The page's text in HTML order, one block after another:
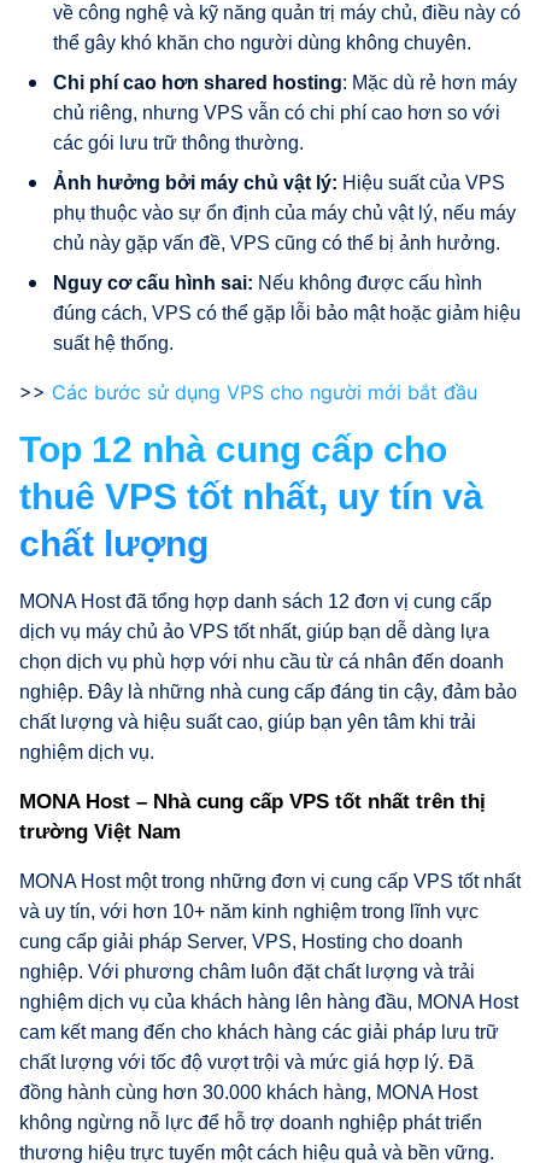
về công nghệ và kỹ năng quản trị máy chủ, điều này có
thể gây khó khăn cho người dùng không chuyên.
Chi phí cao hơn shared hosting: Mặc dù rẻ hơn máy
chủ riêng, nhưng VPS vẫn có chi phí cao hơn so với
các gói lưu trữ thông thường.
Ảnh hưởng bởi máy chủ vật lý: Hiệu suất của VPS
phụ thuộc vào sự ổn định của máy chủ vật lý, nếu máy
chủ này gặp vấn đề, VPS cũng có thể bị ảnh hưởng.
Nguy cơ cấu hình sai: Nếu không được cấu hình
đúng cách, VPS có thể gặp lỗi bảo mật hoặc giảm hiệu
suất hệ thống.
>> Các bước sử dụng VPS cho người mới bắt đầu
Top 12 nhà cung cấp cho
thuê VPS tốt nhất, uy tín và
chất lượng
MONA Host đã tổng hợp danh sách 12 đơn vị cung cấp
dịch vụ máy chủ ảo VPS tốt nhất, giúp bạn dễ dàng lựa
chọn dịch vụ phù hợp với nhu cầu từ cá nhân đến doanh
nghiệp. Đây là những nhà cung cấp đáng tin cậy, đảm bảo
chất lượng và hiệu suất cao, giúp bạn yên tâm khi trải
nghiệm dịch vụ.
MONA Host – Nhà cung cấp VPS tốt nhất trên thị
trường Việt Nam
MONA Host một trong những đơn vị cung cấp VPS tốt nhất
và uy tín, với hơn 10+ năm kinh nghiệm trong lĩnh vực
cung cấp giải pháp Server, VPS, Hosting cho doanh
nghiệp. Với phương châm luôn đặt chất lượng và trải
nghiệm dịch vụ của khách hàng lên hàng đầu, MONA Host
cam kết mang đến cho khách hàng các giải pháp lưu trữ
chất lượng với tốc độ vượt trội và mức giá hợp lý. Đã
đồng hành cùng hơn 30.000 khách hàng, MONA Host
không ngừng nỗ lực để hỗ trợ doanh nghiệp phát triển
thương hiệu trực tuyến một cách hiệu quả và bền vững.